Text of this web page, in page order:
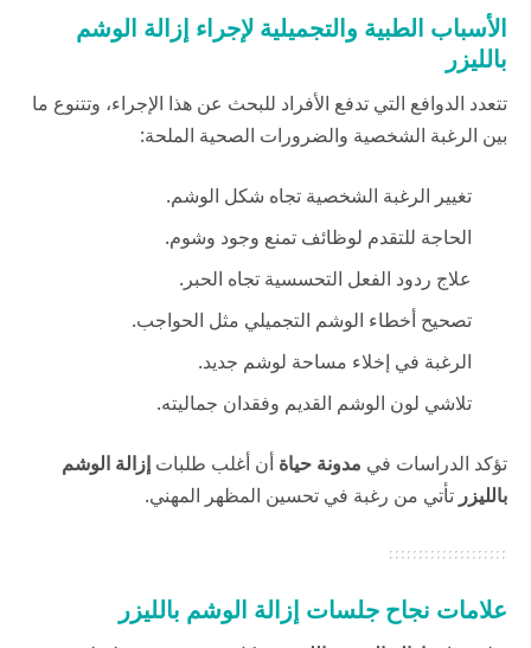
الأسباب الطبية والتجميلية لإجراء إزالة الوشم
بالليزر
تتعدد الدوافع التي تدفع الأفراد للبحث عن هذا الإجراء، وتتنوع ما
بين الرغبة الشخصية والضرورات الصحية الملحة:
تغيير الرغبة الشخصية تجاه شكل الوشم.
الحاجة للتقدم لوظائف تمنع وجود وشوم.
علاج ردود الفعل التحسسية تجاه الحبر.
تصحيح أخطاء الوشم التجميلي مثل الحواجب.
الرغبة في إخلاء مساحة لوشم جديد.
تلاشي لون الوشم القديم وفقدان جماليته.
تؤكد الدراسات في مدونة حياة أن أغلب طلبات إزالة الوشم
بالليزر تأتي من رغبة في تحسين المظهر المهني.
علامات نجاح جلسات إزالة الوشم بالليزر